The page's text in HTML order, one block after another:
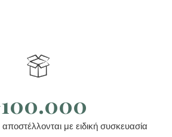
με ειδική συσκευασία